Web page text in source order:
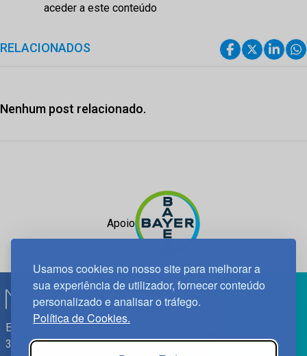
Usamos cookies no nosso site para melhorar a
sua experiência de utilizador, fornecer conteúdo
personalizado e analisar o tráfego.
Política de Cookies.
aceder a este conteúdo
RELACIONADOS
Nenhum post relacionado.
Apoio
Edif. Lisboa Oriente | Av. Infante D. Henrique, n.º 333H, esc.
37